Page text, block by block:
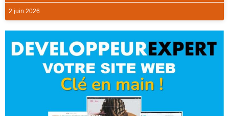
2 juin 2026